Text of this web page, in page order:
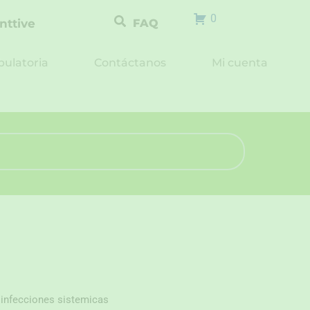
FAQ 0
Contáctanos Mi cuenta
sistemicas